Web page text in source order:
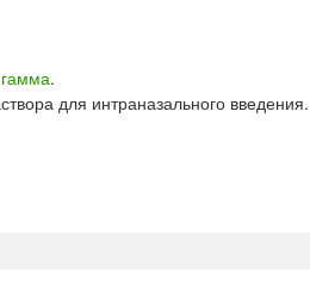
.
для интраназального введения.